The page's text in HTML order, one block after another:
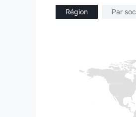
Région Par